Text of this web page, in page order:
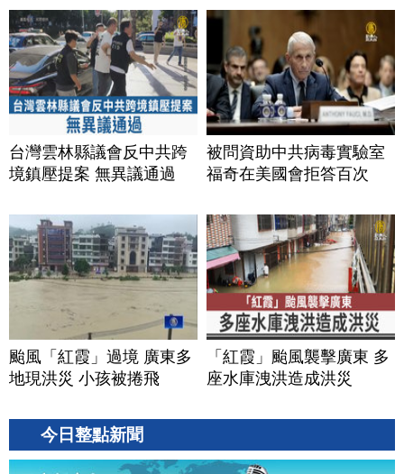
台灣雲林縣議會反中共跨
境鎮壓提案 無異議通過
被問資助中共病毒實驗室
福奇在美國會拒答百次
颱風「紅霞」過境 廣東多
地現洪災 小孩被捲飛
「紅霞」颱風襲擊廣東 多
座水庫洩洪造成洪災
今日整點新聞